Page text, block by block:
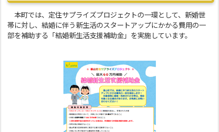
本町では、定住サプライズプロジェクトの一環として、新婚世
帯に対し、結婚に伴う新生活のスタートアップにかかる費用の一
部を補助する「結婚新生活支援補助金」を実施しています。